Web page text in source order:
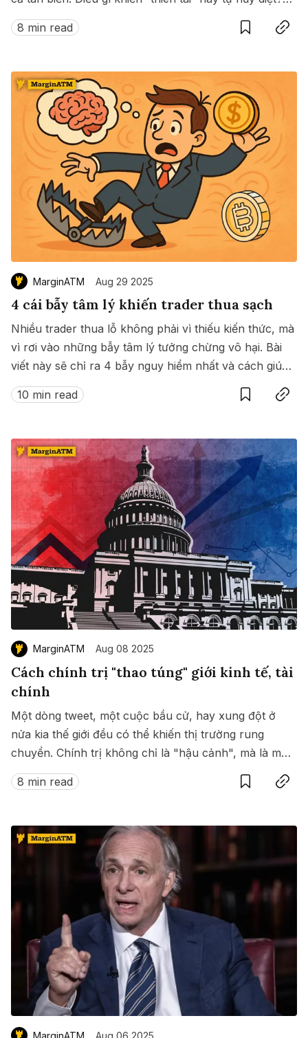
Bài học nào ẩn sau cú sụp đổ lịch sử ấy?
8 min read
MarginATM Aug 29 2025
4 cái bẫy tâm lý khiến trader thua sạch
Nhiều trader thua lỗ không phải vì thiếu kiến thức, mà
vì rơi vào những bẫy tâm lý tưởng chừng vô hại. Bài
viết này sẽ chỉ ra 4 bẫy nguy hiểm nhất và cách giúp
bạn tồn tại lâu dài trên thị trường.
10 min read
SaveCopy link
MarginATM Aug 08 2025
Cách chính trị "thao túng" giới kinh tế, tài
chính
Một dòng tweet, một cuộc bầu cử, hay xung đột ở
nửa kia thế giới đều có thể khiến thị trường rung
chuyển. Chính trị không chỉ là "hậu cảnh", mà là một
bàn tay vô hình đang chi phối kinh tế toàn cầu.
8 min read
Save Copy link
MarginATM Aug 06 2025